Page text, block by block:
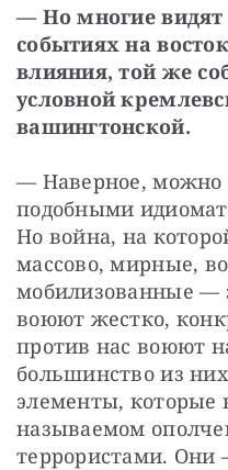
— Но многие видят
событиях на
влияния, той же
условной
вашингтонской.
— Наверное, можно
подобными
Но война, на
массово, мирные,
мобилизованные —
воюют жестко,
против нас воюют
большинство из
элементы, которые
называемом
террористами. Они